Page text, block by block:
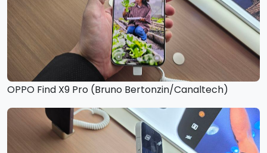
OPPO Find X9 Pro (Bruno Bertonzin/Canaltech)